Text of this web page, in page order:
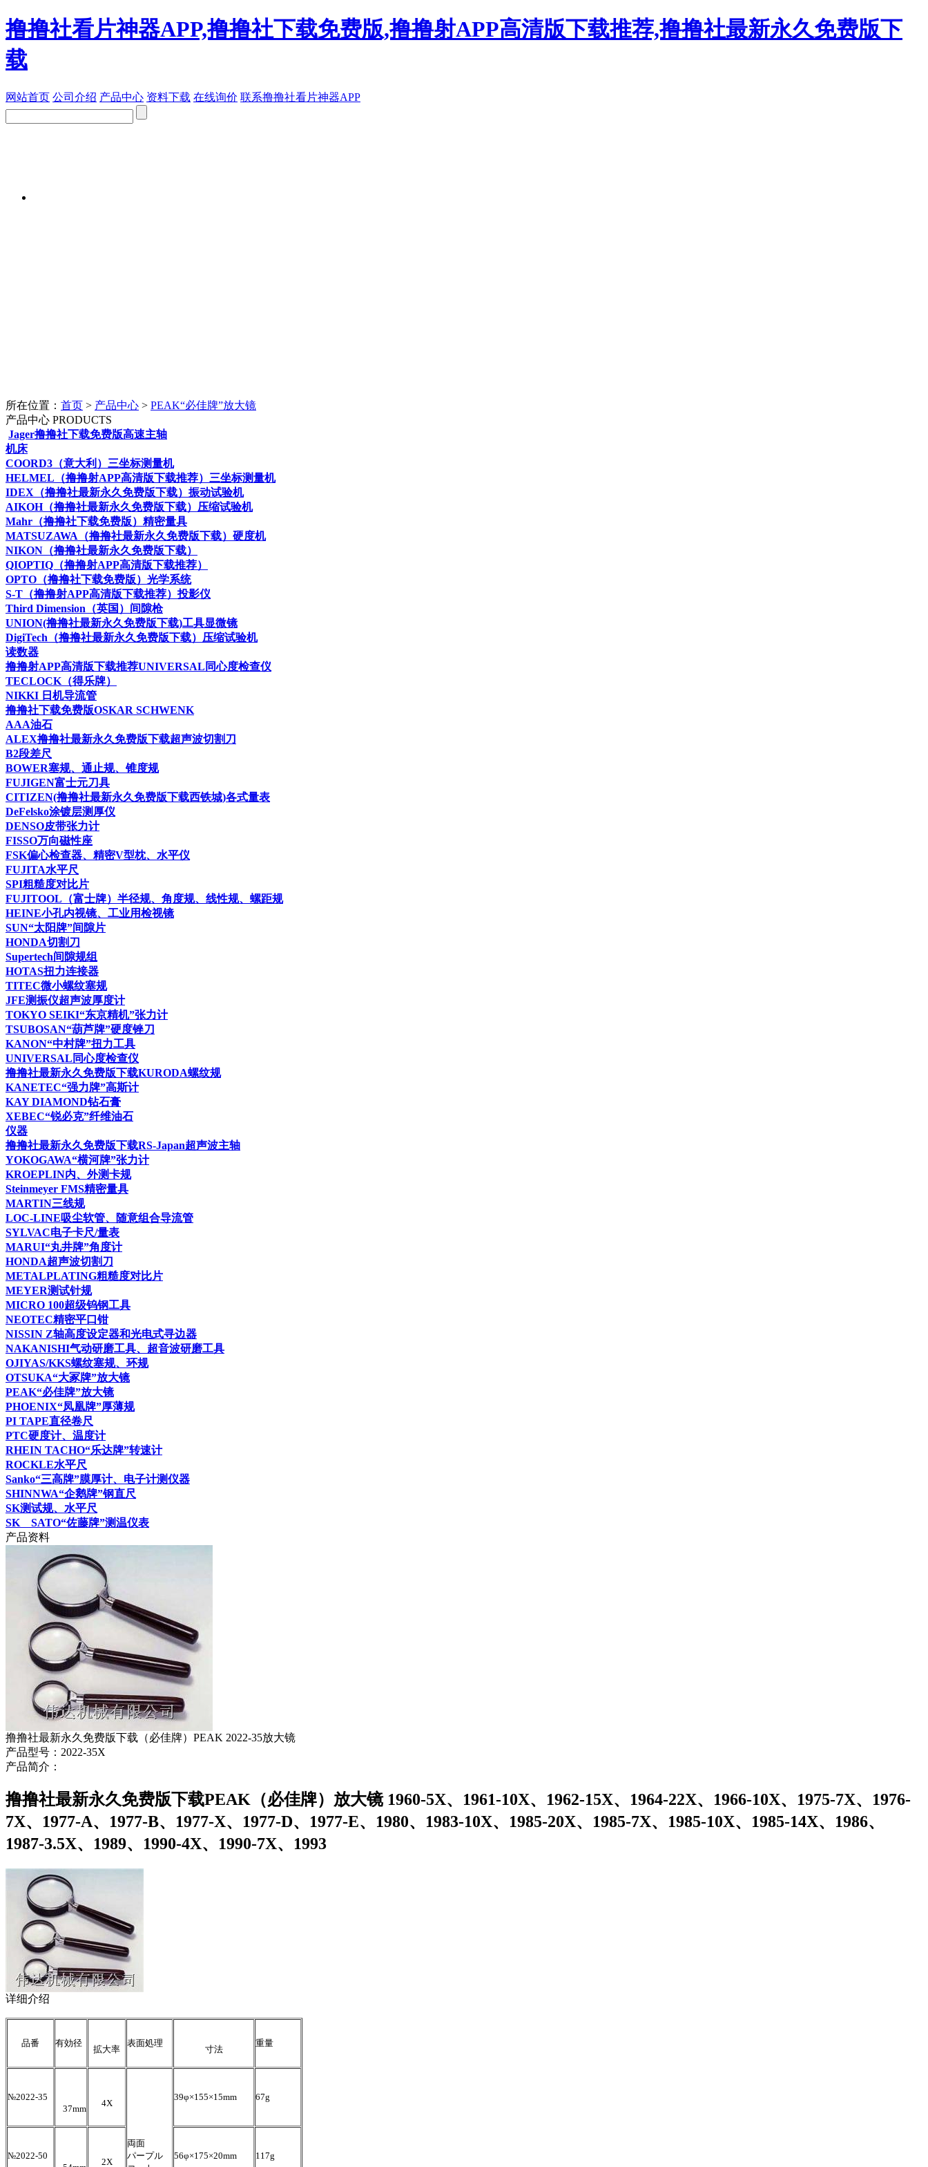
撸撸社看片神器APP,撸撸社下载免费版,撸撸射APP高清版下载推荐,撸撸社最新永久免费版下
载
网站首页 公司介绍 产品中心 资料下载 在线询价 联系撸撸社看片神器APP
所在位置： 首页 > 产品中心 > PEAK“必佳牌”放大镜
产品中心 PRODUCTS
Jager撸撸社下载免费版高速主轴
机床
COORD3（意大利）三坐标测量机
HELMEL（撸撸射APP高清版下载推荐）三坐标测量机
IDEX（撸撸社最新永久免费版下载）振动试验机
AIKOH（撸撸社最新永久免费版下载）压缩试验机
Mahr（撸撸社下载免费版）精密量具
MATSUZAWA（撸撸社最新永久免费版下载）硬度机
NIKON（撸撸社最新永久免费版下载）
QIOPTIQ（撸撸射APP高清版下载推荐）
OPTO（撸撸社下载免费版）光学系统
S-T（撸撸射APP高清版下载推荐）投影仪
Third Dimension（英国）间隙枪
UNION(撸撸社最新永久免费版下载)工具显微镜
DigiTech（撸撸社最新永久免费版下载）压缩试验机
读数器
撸撸射APP高清版下载推荐UNIVERSAL同心度检查仪
TECLOCK（得乐牌）
NIKKI 日机导流管
撸撸社下载免费版OSKAR SCHWENK
AAA油石
ALEX撸撸社最新永久免费版下载超声波切割刀
B2段差尺
BOWER塞规、通止规、锥度规
FUJIGEN富士元刀具
CITIZEN(撸撸社最新永久免费版下载西铁城)各式量表
DeFelsko涂镀层测厚仪
DENSO皮带张力计
FISSO万向磁性座
FSK偏心检查器、精密V型枕、水平仪
FUJITA水平尺
SPI粗糙度对比片
FUJITOOL（富士牌）半径规、角度规、线性规、螺距规
HEINE小孔内视镜、工业用检视镜
SUN“太阳牌”间隙片
HONDA切割刀
Supertech间隙规组
HOTAS扭力连接器
TITEC微小螺纹塞规
JFE测振仪超声波厚度计
TOKYO SEIKI“东京精机”张力计
TSUBOSAN“葫芦牌”硬度锉刀
KANON“中村牌”扭力工具
UNIVERSAL同心度检查仪
撸撸社最新永久免费版下载KURODA螺纹规
KANETEC“强力牌”高斯计
KAY DIAMOND钻石膏
XEBEC“锐必克”纤维油石
仪器
撸撸社最新永久免费版下载RS-Japan超声波主轴
YOKOGAWA“横河牌”张力计
KROEPLIN内、外测卡规
Steinmeyer FMS精密量具
MARTIN三线规
LOC-LINE吸尘软管、随意组合导流管
SYLVAC电子卡尺/量表
MARUI“丸井牌”角度计
HONDA超声波切割刀
METALPLATING粗糙度对比片
MEYER测试针规
MICRO 100超级钨钢工具
NEOTEC精密平口钳
NISSIN Z轴高度设定器和光电式寻边器
NAKANISHI气动研磨工具、超音波研磨工具
OJIYAS/KKS螺纹塞规、环规
OTSUKA“大冢牌”放大镜
PEAK“必佳牌”放大镜
PHOENIX“凤凰牌”厚薄规
PI TAPE直径卷尺
PTC硬度计、温度计
RHEIN TACHO“乐达牌”转速计
ROCKLE水平尺
Sanko“三高牌”膜厚计、电子计测仪器
SHINNWA“企鹅牌”钢直尺
SK测试规、水平尺
SK SATO“佐藤牌”测温仪表
产品资料
撸撸社最新永久免费版下载（必佳牌）PEAK 2022-35放大镜
产品型号：2022-35X
产品简介：
撸撸社最新永久免费版下载PEAK（必佳牌）放大镜 1960-5X、1961-10X、1962-15X、1964-22X、1966-10X、1975-7X、1976-
7X、1977-A、1977-B、1977-X、1977-D、1977-E、1980、1983-10X、1985-20X、1985-7X、1985-10X、1985-14X、1986、
1987-3.5X、1989、1990-4X、1990-7X、1993
详细介绍
品番 有効径
拡大率
表面処理
寸法
重量
№2022-35
37mm
4X
両面
パープル
39φ×155×15mm 67g
№2022-50
2X
56φ×175×20mm 117g